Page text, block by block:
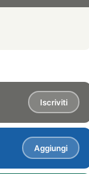
Iscriviti
Aggiungi